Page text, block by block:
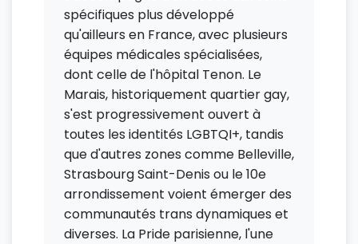
spécifiques plus développé
qu'ailleurs en France, avec plusieurs
équipes médicales spécialisées,
dont celle de l'hôpital Tenon. Le
Marais, historiquement quartier gay,
s'est progressivement ouvert à
toutes les identités LGBTQI+, tandis
que d'autres zones comme Belleville,
Strasbourg Saint-Denis ou le 10e
arrondissement voient émerger des
communautés trans dynamiques et
diverses. La Pride parisienne, l'une